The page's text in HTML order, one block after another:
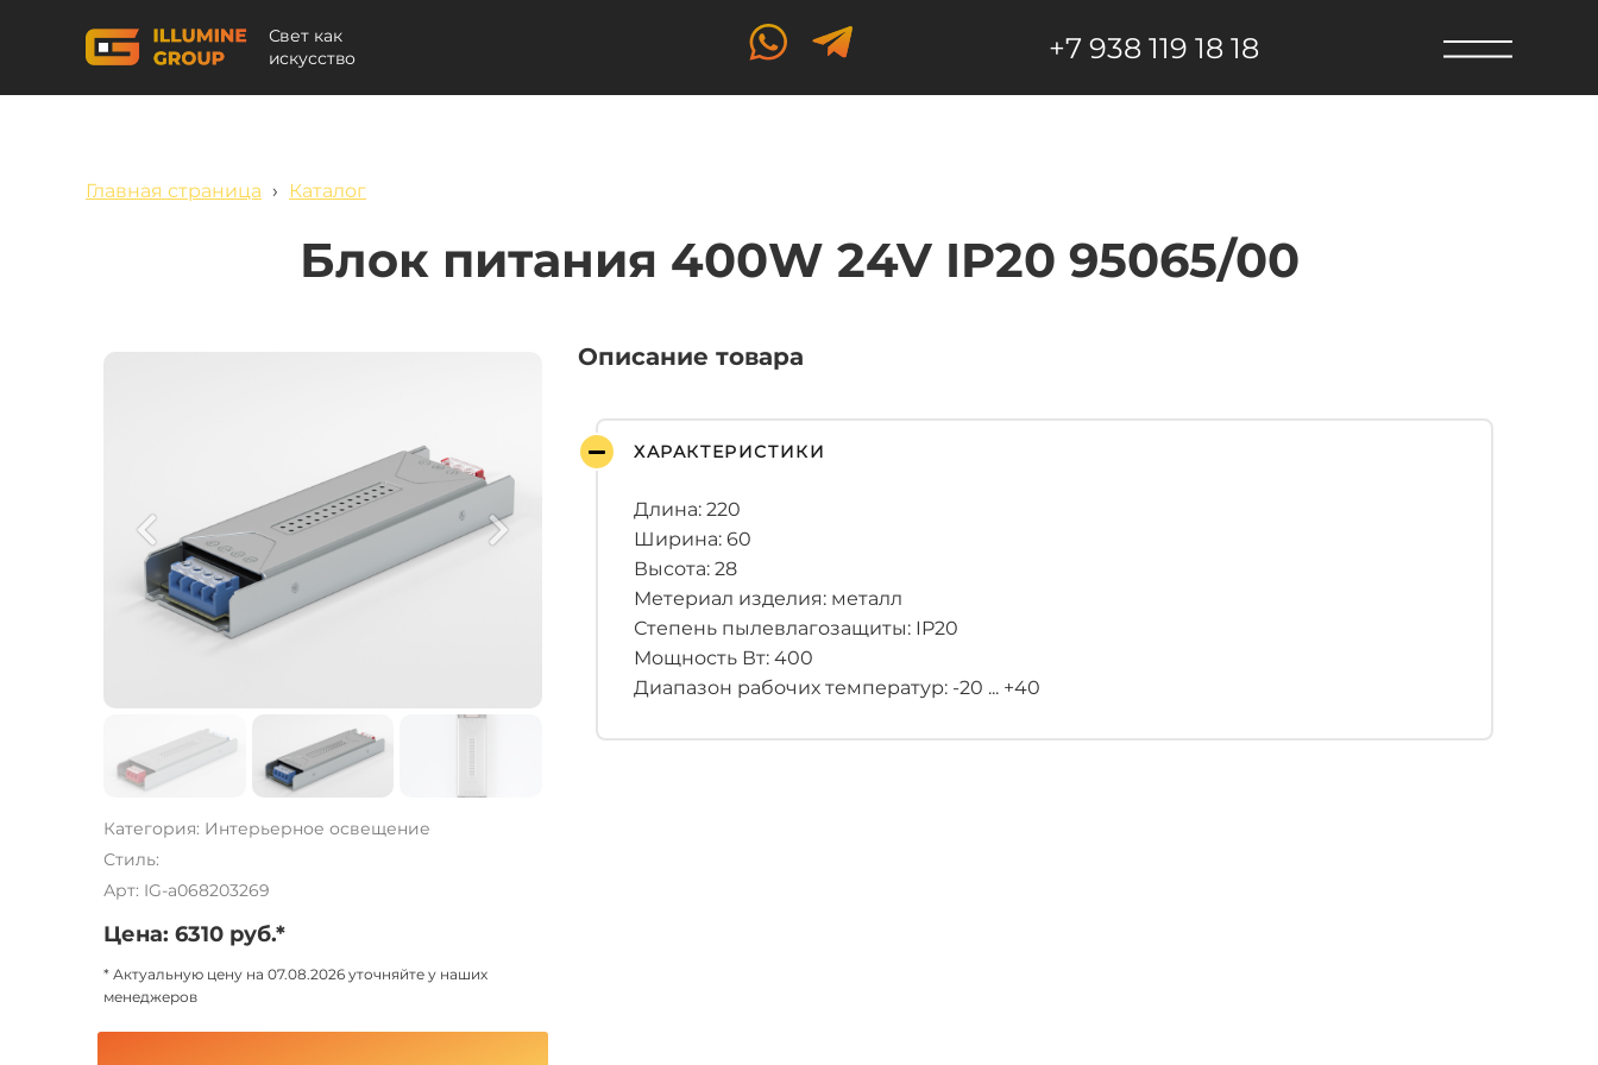
Свет как
искусство
+7 938 119 18 18
Главная страница › Каталог
Блок питания 400W 24V IP20 95065/00
Категория: Интерьерное освещение
Стиль:
Арт: IG-a068203269
Цена: 6310 руб.*
* Актуальную цену на 07.08.2026 уточняйте у наших
менеджеров
Описание товара
ХАРАКТЕРИСТИКИ
Длина: 220
Ширина: 60
Высота: 28
Метериал изделия: металл
Степень пылевлагозащиты: IP20
Мощность Вт: 400
Диапазон рабочих температур: -20 ... +40